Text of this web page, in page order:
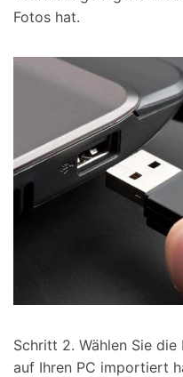
Fotos hat.
Schritt 2. Wählen Sie
auf Ihren PC importiert